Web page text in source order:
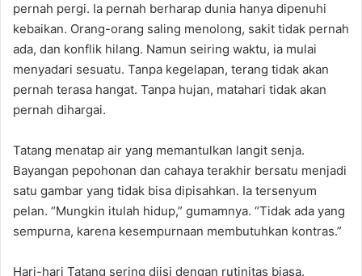
pernah pergi. Ia pernah berharap dunia hanya dipenuhi
kebaikan. Orang-orang saling menolong, sakit tidak pernah
ada, dan konflik hilang. Namun seiring waktu, ia mulai
menyadari sesuatu. Tanpa kegelapan, terang tidak akan
pernah terasa hangat. Tanpa hujan, matahari tidak akan
pernah dihargai.
Tatang menatap air yang memantulkan langit senja.
Bayangan pepohonan dan cahaya terakhir bersatu menjadi
satu gambar yang tidak bisa dipisahkan. Ia tersenyum
pelan. “Mungkin itulah hidup,” gumamnya. “Tidak ada yang
sempurna, karena kesempurnaan membutuhkan kontras.”
Hari-hari Tatang sering diisi dengan rutinitas biasa.